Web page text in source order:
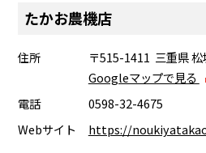
たかお農機店
住所
〒515-1411 三重県
Googleマップで見る
電話
0598-32-4675
Webサイト
https://